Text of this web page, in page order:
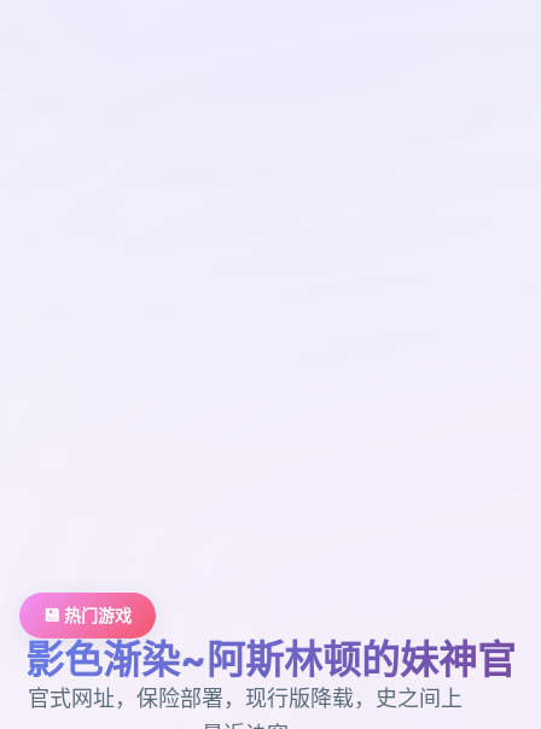
💾 热门游戏
影色渐染~阿斯林顿的妹神官
官式网址，保险部署，现行版降载，史之间上